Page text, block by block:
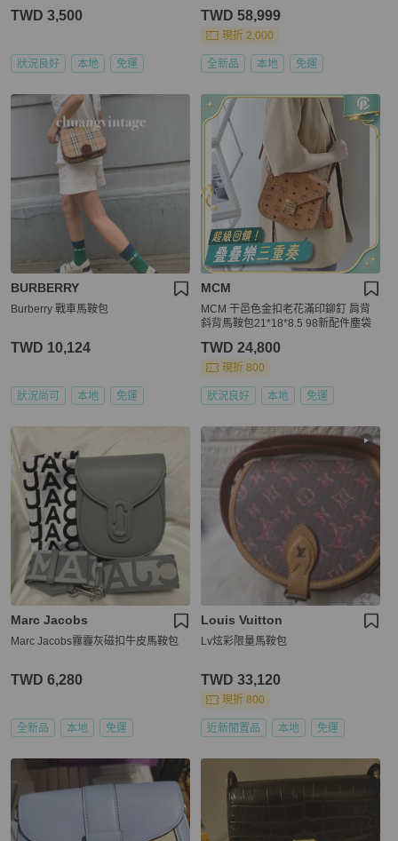
TWD 3,500
狀況良好 本地 免運
TWD 58,999
現折 2,000
全新品 本地 免運
BURBERRY
Burberry 戰車馬鞍包
TWD 10,124
狀況尚可 本地 免運
MCM
MCM 干邑色金扣老花滿印鉚釘 肩背
斜背馬鞍包21*18*8.5 98新配件塵袋
TWD 24,800
現折 800
狀況良好 本地 免運
Marc Jacobs
Marc Jacobs霧霾灰磁扣牛皮馬鞍包
TWD 6,280
全新品 本地 免運
Louis Vuitton
Lv炫彩限量馬鞍包
TWD 33,120
現折 800
近新閒置品 本地 免運